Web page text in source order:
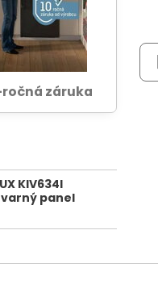
ročná záruka
KIV634I
panel